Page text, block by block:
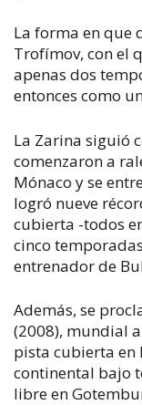
La forma en que
Trofímov, con el
apenas dos
entonces como
La Zarina siguió
comenzaron a
Mónaco y se
logró nueve
cubierta -todos
cinco
entrenador de
Además, se
(2008), mundial
pista cubierta en
continental bajo
libre en